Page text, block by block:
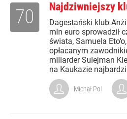
Najdziwniejszy
Dagestański klub
mln euro sprowadził
świata, Samuela
opłacanym
miliarder Sulejman
na Kaukazie
70
Michał Pol